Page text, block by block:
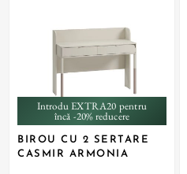
Introdu EXTRA20 pentru
încă -20% reducere
BIROU CU 2 SERTARE
CASMIR ARMONIA